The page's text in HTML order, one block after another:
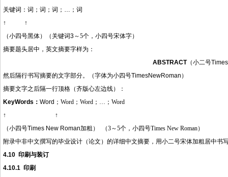
关键词： 词；词；词； …；词
↑ ↑
（小四号黑体）（关键词3～5个，小四号宋体字）
摘要题头居中，英文摘要字样为：
ABSTRACT（小二号
然后隔行书写摘要的文字部分。（字体为小四号TimesNewRoman ）
摘要文字之后隔一行顶格（齐版心左边线）：
KeyWords ： Word ； Word； Word；…； Word
↑ ↑
（小四号Times New Roman加粗） （3～5个，小四号Times New Roman）
附录中非中文撰写的毕业设计（论文）的详细中文摘要，用小二号宋体加粗居中书
4.10 印刷与装订
4.10.1 印刷